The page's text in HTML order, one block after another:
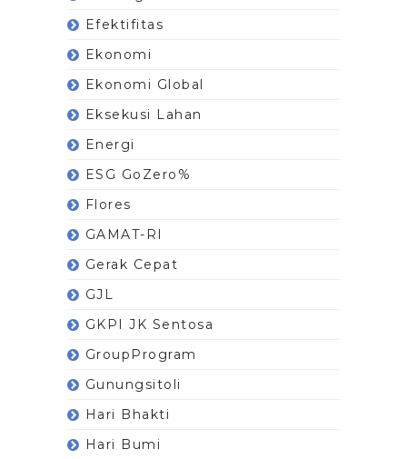
Efektifitas
Ekonomi
Ekonomi Global
Eksekusi Lahan
Energi
ESG GoZero%
Flores
GAMAT-RI
Gerak Cepat
GJL
GKPI JK Sentosa
GroupProgram
Gunungsitoli
Hari Bhakti
Hari Bumi